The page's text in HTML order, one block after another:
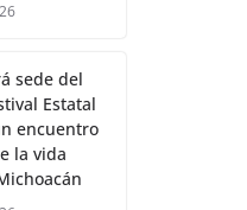
sede del
Estatal
encuentro
la vida